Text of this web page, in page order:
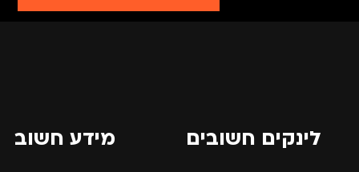
מתאים ל גברים ,נשים מתאים ל
לינקים חשובים מידע חשוב